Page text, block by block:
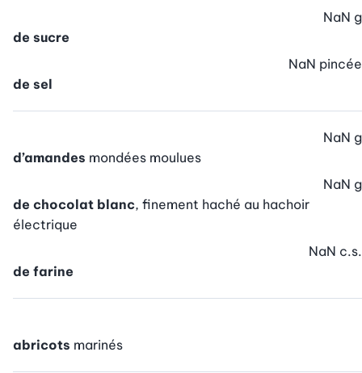
de sucre
NaN g
de sel
NaN pincée
d’amandes mondées moulues
NaN g
de chocolat blanc, finement haché au hachoir
électrique
NaN g
de farine
NaN c.s.
abricots marinés